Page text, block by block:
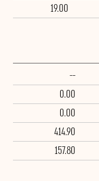
19.00
--
0.00
0.00
414.90
157.80